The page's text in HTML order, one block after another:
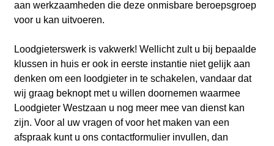
aan werkzaamheden die deze onmisbare beroepsgroep
voor u kan uitvoeren.
Loodgieterswerk is vakwerk! Wellicht zult u bij bepaalde
klussen in huis er ook in eerste instantie niet gelijk aan
denken om een loodgieter in te schakelen, vandaar dat
wij graag beknopt met u willen doornemen waarmee
Loodgieter Westzaan u nog meer mee van dienst kan
zijn. Voor al uw vragen of voor het maken van een
afspraak kunt u ons contactformulier invullen, dan